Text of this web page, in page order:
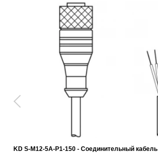
KD S-M12-5A-P1-150 - Соединительный кабель